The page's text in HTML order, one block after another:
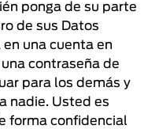
ponga de su parte
de sus Datos
una cuenta en
contraseña de
para los demás y
nadie. Usted es
forma confidencial